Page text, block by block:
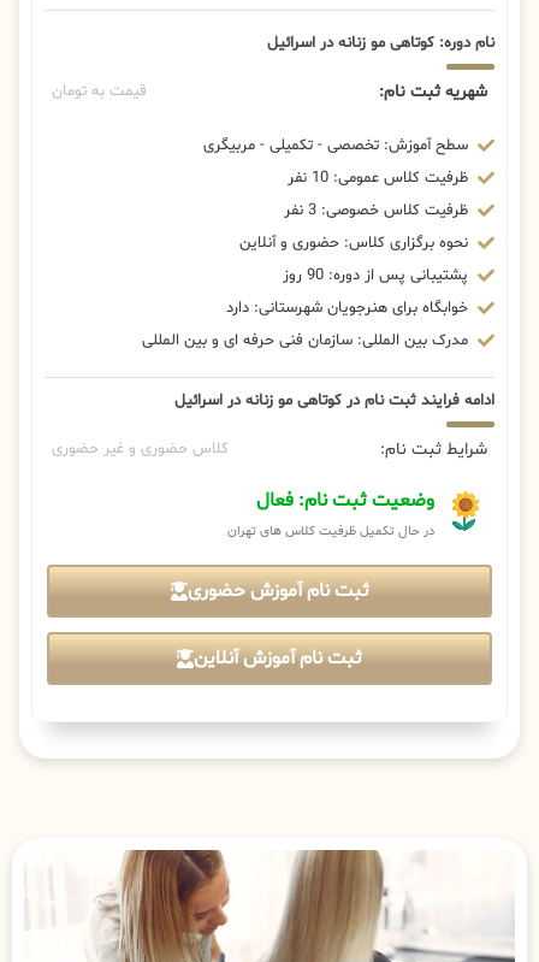
نام دوره: کوتاهی مو زنانه در اسرائیل
شهریه ثبت نام: قیمت به تومان
سطح آموزش: تخصصی - تکمیلی - مربیگری
ظرفیت کلاس عمومی: 10 نفر
ظرفیت کلاس خصوصی: 3 نفر
نحوه برگزاری کلاس: حضوری و آنلاین
پشتیبانی پس از دوره: 90 روز
خوابگاه برای هنرجویان شهرستانی: دارد
مدرک بین المللی: سازمان فنی حرفه ای و بین المللی
ادامه فرایند ثبت نام در کوتاهی مو زنانه در اسرائیل
شرایط ثبت نام: کلاس حضوری و غیر حضوری
وضعیت ثبت نام: فعال
در حال تکمیل ظرفیت کلاس های تهران
ثبت نام آموزش حضوری
ثبت نام آموزش آنلاین